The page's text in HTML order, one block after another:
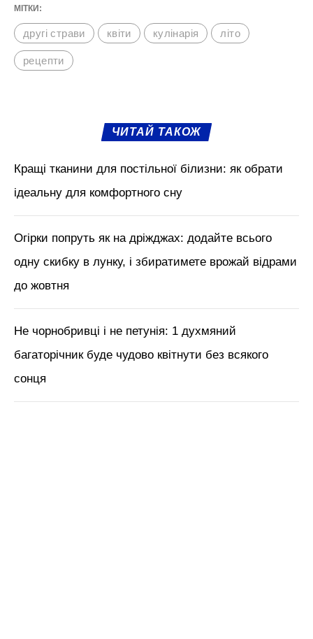
МІТКИ:
другі страви квіти кулінарія літо
рецепти
ЧИТАЙ ТАКОЖ
Кращі тканини для постільної білизни: як обрати
ідеальну для комфортного сну
Огірки попруть як на дріжджах: додайте всього
одну скибку в лунку, і збиратимете врожай відрами
до жовтня
Не чорнобривці і не петунія: 1 духмяний
багаторічник буде чудово квітнути без всякого
сонця